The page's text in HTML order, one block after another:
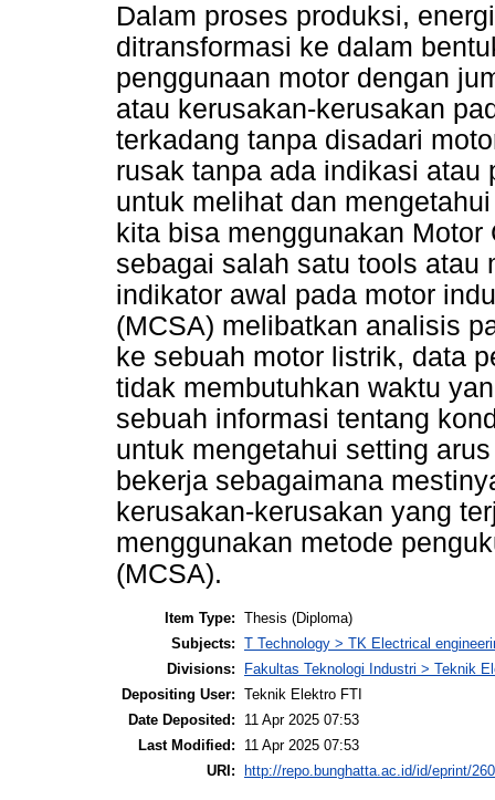
Dalam proses produksi,
ditransformasi ke dalam
penggunaan motor dengan
atau kerusakan-kerusakan
terkadang tanpa disadari
rusak tanpa ada indikasi
untuk melihat dan
kita bisa menggunakan
sebagai salah satu tools atau
indikator awal pada motor
(MCSA) melibatkan analisis
ke sebuah motor listrik, data
tidak membutuhkan waktu
sebuah informasi tentang
untuk mengetahui setting
bekerja sebagaimana
kerusakan-kerusakan yang
menggunakan metode
(MCSA).
Item Type: Thesis (Diploma)
Subjects: T Technology > TK Electrical
Divisions:
Fakultas Teknologi Industri > Teknik
Depositing User: Teknik Elektro FTI
Date Deposited:
11 Apr 2025 07:53
Last Modified:
11 Apr 2025 07:53
URI:
http://repo.bunghatta.ac.id/id/eprint/